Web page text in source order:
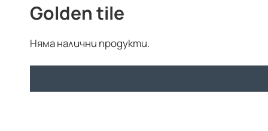
Golden tile
Няма налични продукти.